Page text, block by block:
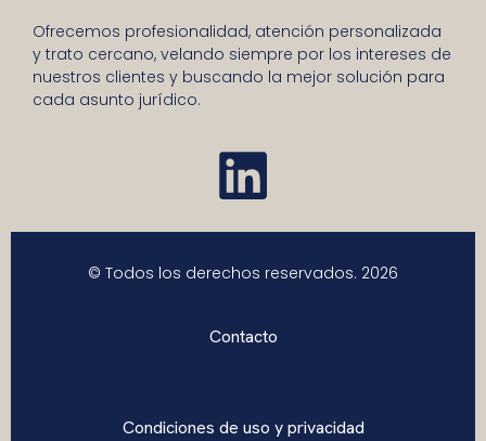
Ofrecemos profesionalidad, atención personalizada
y trato cercano, velando siempre por los intereses de
nuestros clientes y buscando la mejor solución para
cada asunto jurídico.
© Todos los derechos reservados. 2026
Contacto
Condiciones de uso y privacidad